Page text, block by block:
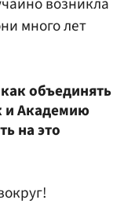
много лет
объединять
и Академию
на это